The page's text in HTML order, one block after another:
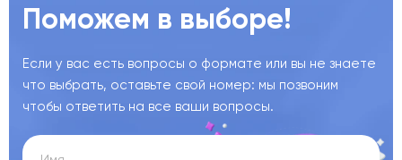
Поможем в выборе!
Если у вас есть вопросы о формате или вы не знаете
что выбрать, оставьте свой номер: мы позвоним
чтобы ответить на все ваши вопросы.